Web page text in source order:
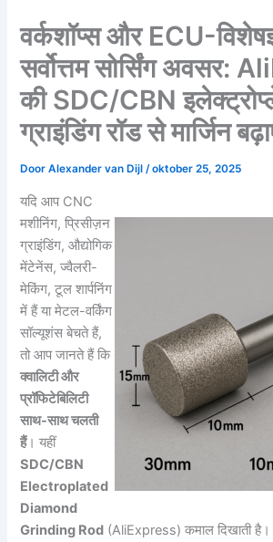
वर्कशॉप्स और ECU-
सर्वोत्तम सोर्सिंग अवसर:
की SDC/CBN
ग्राइंडिंग रॉड से मार्जिन
DoorAlexander van Dijl/oktober 25, 2025
यदि आप CNC
मशीनिंग, प्रिसीज़न
ग्राइंडिंग, औद्योगिक
मेंटेनेंस, ज्वैलरी-
मेकिंग, टूल शार्पनिंग
में हैं या मेटल-वर्किंग
सॉल्यूशंस बेचते हैं,
तो आप जानते हैं कि
क्वालिटी और
प्रॉफिटेबिलिटी
साथ-साथ चलती
हैं। यहीं
SDC/CBN
Electroplated
Diamond
Grinding Rod (AliExpress) कमाल दिखाती